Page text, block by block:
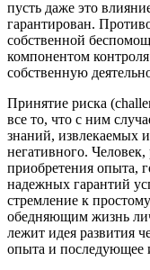
пусть даже это
гарантирован.
собственной
компонентом
собственную
Принятие риска
все то, что с ним
знаний, извлекаемых
негативного.
приобретения опыта,
надежных гарантий
стремление к
обедняющим жизнь
лежит идея развития
опыта и последующее